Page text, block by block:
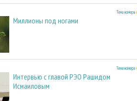
Тема номера
Миллионы под ногами
Тема номера
Интервью с главой РЭО Рашидом
Исмаиловым